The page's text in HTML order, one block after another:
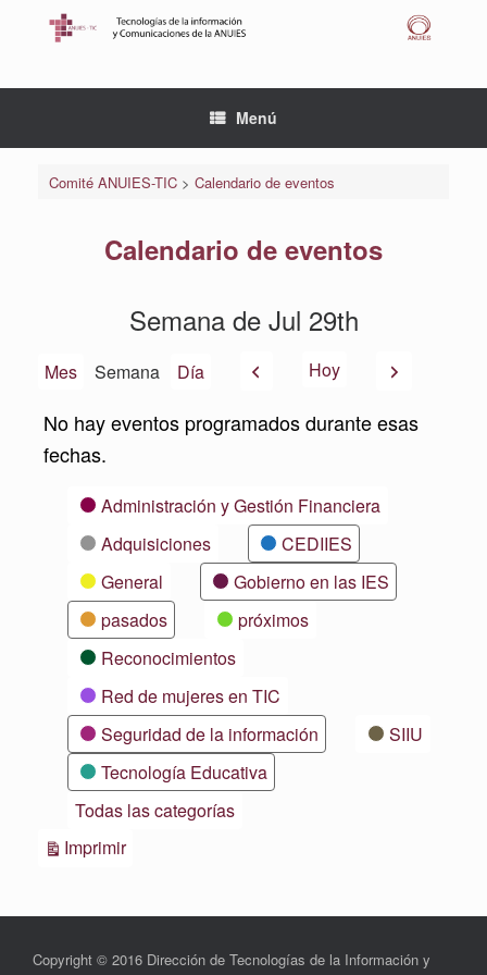
Menú
Comité ANUIES-TIC> Calendario de eventos
Calendario de eventos
Semana de Jul 29th
Mes Semana Día AnteriorHoy Siguiente
No hay eventos programados durante esas
fechas.
CategoríasAdministración y Gestión Financiera
Adquisiciones
CEDIIES
General
Gobierno en las IES
pasados
próximos
Reconocimientos
Red de mujeres en TIC
Seguridad de la información
SIIU
Tecnología Educativa
Todas las categorías
ImprimirVistas
Copyright © 2016 Dirección de Tecnologías de la Información y